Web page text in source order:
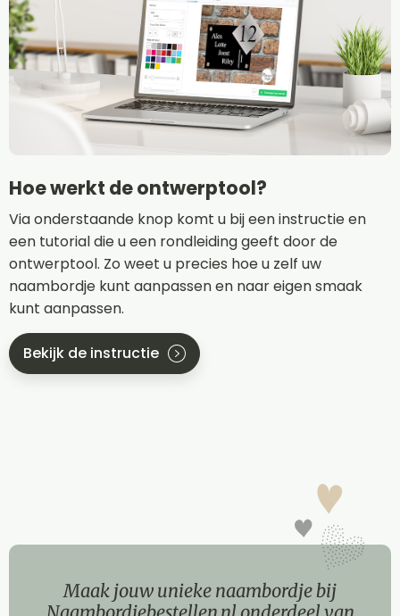
Hoe werkt de ontwerptool?
Via onderstaande knop komt u bij een instructie en
een tutorial die u een rondleiding geeft door de
ontwerptool. Zo weet u precies hoe u zelf uw
naambordje kunt aanpassen en naar eigen smaak
kunt aanpassen.
Bekijk de instructie
Maak jouw unieke naambordje bij